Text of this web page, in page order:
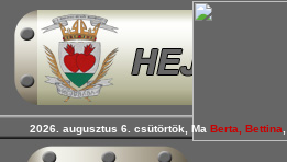
2026. augusztus 6. csütörtök, Ma Berta, Bettina